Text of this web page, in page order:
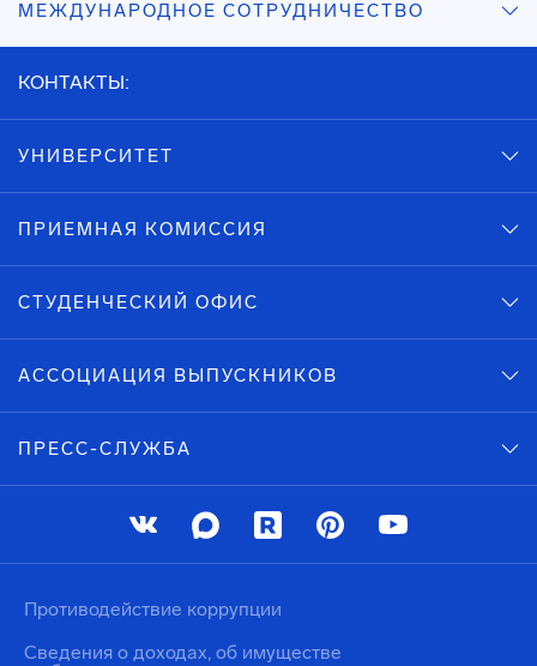
МЕЖДУНАРОДНОЕ СОТРУДНИЧЕСТВО
КОНТАКТЫ:
УНИВЕРСИТЕТ
ПРИЕМНАЯ КОМИССИЯ
СТУДЕНЧЕСКИЙ ОФИС
АССОЦИАЦИЯ ВЫПУСКНИКОВ
ПРЕСС-СЛУЖБА
Противодействие коррупции
Сведения о доходах, об имуществе